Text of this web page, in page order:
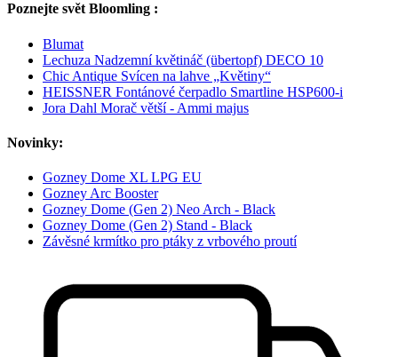
Poznejte svět Bloomling :
Blumat
Lechuza Nadzemní květináč (übertopf) DECO 10
Chic Antique Svícen na lahve „Květiny“
HEISSNER Fontánové čerpadlo Smartline HSP600-i
Jora Dahl Morač větší - Ammi majus
Novinky:
Gozney Dome XL LPG EU
Gozney Arc Booster
Gozney Dome (Gen 2) Neo Arch - Black
Gozney Dome (Gen 2) Stand - Black
Závěsné krmítko pro ptáky z vrbového proutí